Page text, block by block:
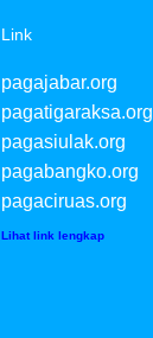
Link
pagajabar.org
pagatigaraksa.org
pagasiulak.org
pagabangko.org
pagaciruas.org
Lihat link lengkap